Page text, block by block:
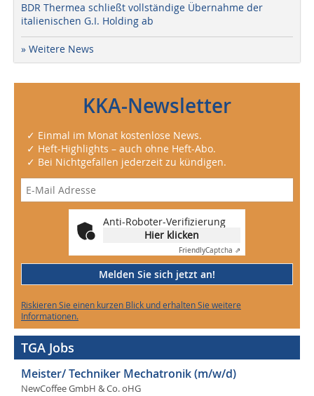
BDR Thermea schließt vollständige Übernahme der
italienischen G.I. Holding ab
» Weitere News
KKA-Newsletter
✓ Einmal im Monat kostenlose News.
✓ Heft-Highlights – auch ohne Heft-Abo.
✓ Bei Nichtgefallen jederzeit zu kündigen.
Anti-Roboter-Verifizierung
Hier klicken
FriendlyCaptcha ⇗
Melden Sie sich jetzt an!
Riskieren Sie einen kurzen Blick und erhalten Sie weitere
Informationen.
TGA Jobs
Meister/ Techniker Mechatronik (m/w/d)
NewCoffee GmbH & Co. oHG